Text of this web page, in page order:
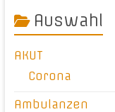
Auswahl
AKUT
Corona
Ambulanzen